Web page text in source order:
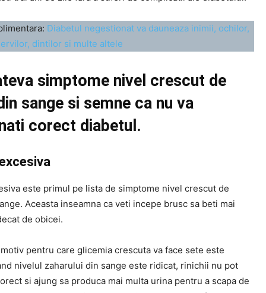
Diabetul negestionat va dauneaza inimii, ochilor,
dintilor si multe altele
simptome nivel crescut de
sange si semne ca nu va
corect diabetul.
este primul pe lista de simptome nivel crescut de
Aceasta inseamna ca veti incepe brusc sa beti mai
de obicei.
pentru care glicemia crescuta va face sete este
nivelul zaharului din sange este ridicat, rinichii nu pot
si ajung sa produca mai multa urina pentru a scapa de